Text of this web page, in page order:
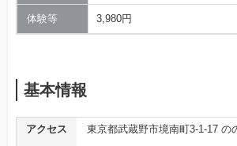
体験等 3,980円
基本情報
アクセス
東京都武蔵野市境南町3-1-17 の